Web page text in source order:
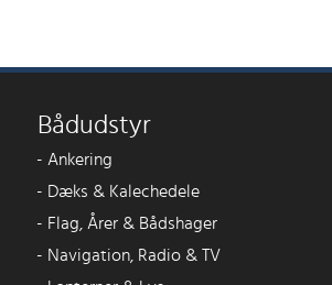
Bådudstyr
- Ankering
- Dæks & Kalechedele
- Flag, Årer & Bådshager
- Navigation, Radio & TV